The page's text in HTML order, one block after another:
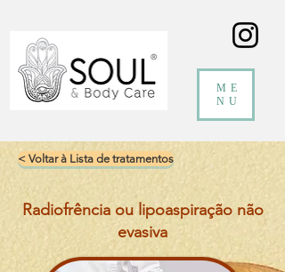
ME
NU
< Voltar à Lista de tratamentos
Radiofrência ou lipoaspiração não
evasiva